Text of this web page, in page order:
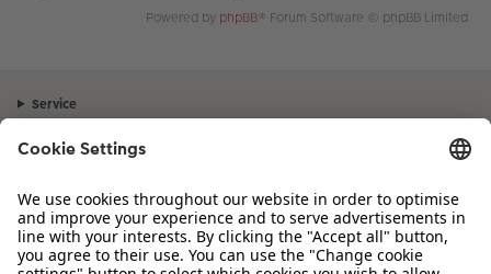
Powered by phpBB® Forum Software © phpBB Limited
Service
Sortiment